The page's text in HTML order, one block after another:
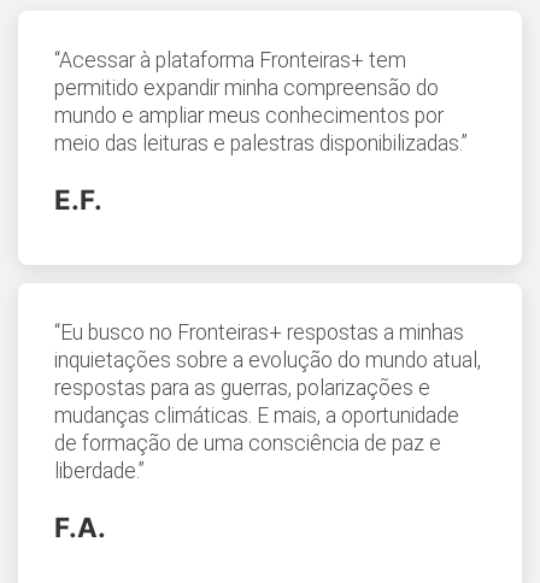
“Acessar à plataforma Fronteiras+ tem
permitido expandir minha compreensão do
mundo e ampliar meus conhecimentos por
meio das leituras e palestras disponibilizadas.”
E.F.
“Eu busco no Fronteiras+ respostas a minhas
inquietações sobre a evolução do mundo atual,
respostas para as guerras, polarizações e
mudanças climáticas. E mais, a oportunidade
de formação de uma consciência de paz e
liberdade.”
F.A.